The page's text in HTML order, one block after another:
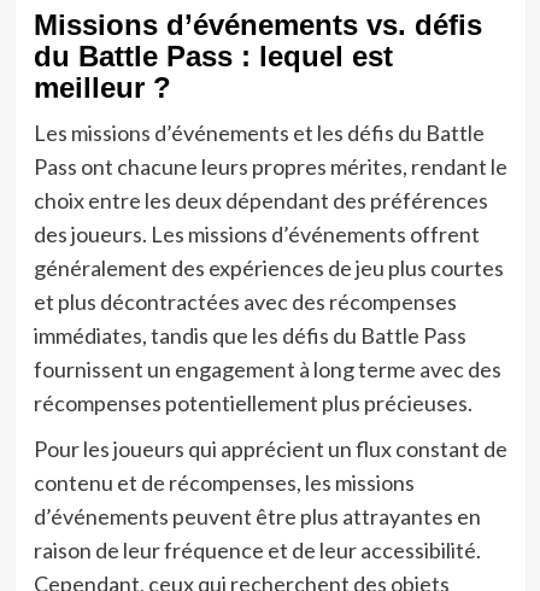
Missions d’événements vs. défis
du Battle Pass : lequel est
meilleur ?
Les missions d’événements et les défis du Battle
Pass ont chacune leurs propres mérites, rendant le
choix entre les deux dépendant des préférences
des joueurs. Les missions d’événements offrent
généralement des expériences de jeu plus courtes
et plus décontractées avec des récompenses
immédiates, tandis que les défis du Battle Pass
fournissent un engagement à long terme avec des
récompenses potentiellement plus précieuses.
Pour les joueurs qui apprécient un flux constant de
contenu et de récompenses, les missions
d’événements peuvent être plus attrayantes en
raison de leur fréquence et de leur accessibilité.
Cependant, ceux qui recherchent des objets